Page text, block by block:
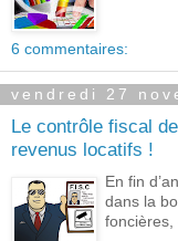
6 commentaires:
vendredi 27
Le contrôle fiscal
revenus locatifs !
En fin
dans la
foncières,